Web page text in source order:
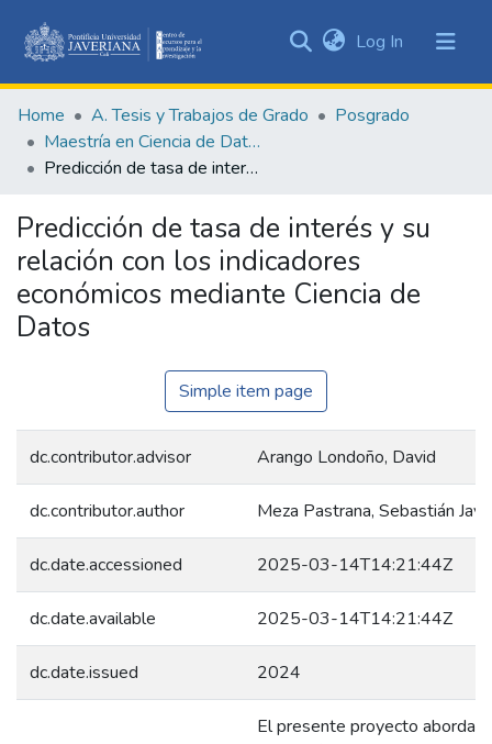
&
Collections
All of DSpace
Statistics
Log In (current)
Home A. Tesis y Trabajos de Grado
Posgrado
Maestría en Ciencia de Datos
Predicción de tasa de interés y su relación con los indicadores económicos mediante Ciencia de Datos
Predicción de tasa de interés y su
relación con los indicadores
económicos mediante Ciencia de
Datos
Simple item page
dc.contributor.advisor Arango Londoño, David
dc.contributor.author Meza Pastrana, Sebastián
dc.date.accessioned 2025-03-14T14:21:44Z
dc.date.available 2025-03-14T14:21:44Z
dc.date.issued 2024
El presente proyecto aborda la